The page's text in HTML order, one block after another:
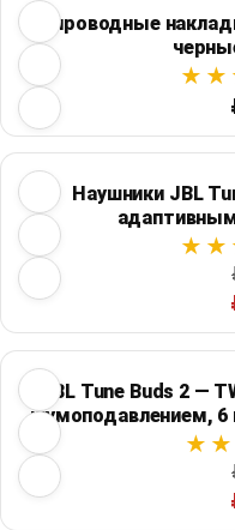
Беспроводные
Наушники JBL
JBL Tune Buds 2 —
шумоподавлением,